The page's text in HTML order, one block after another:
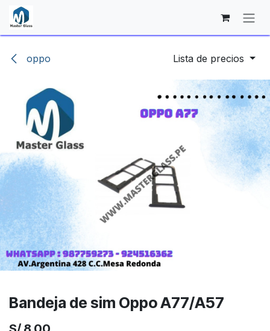
Ir al contenido
oppo Lista de precios
Bandeja de sim Oppo A77/A57